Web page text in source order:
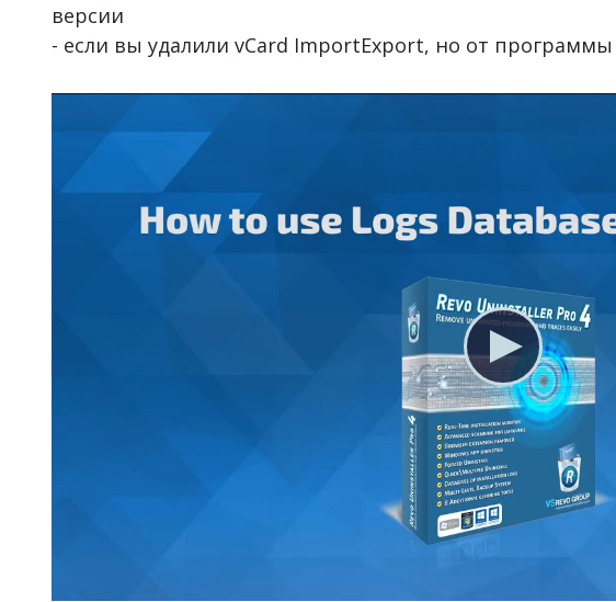
версии
- если вы удалили vCard ImportExport, но от